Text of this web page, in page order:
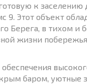
к
9. Этот объект
Берега, в тихом и
жизни
баром, уютные